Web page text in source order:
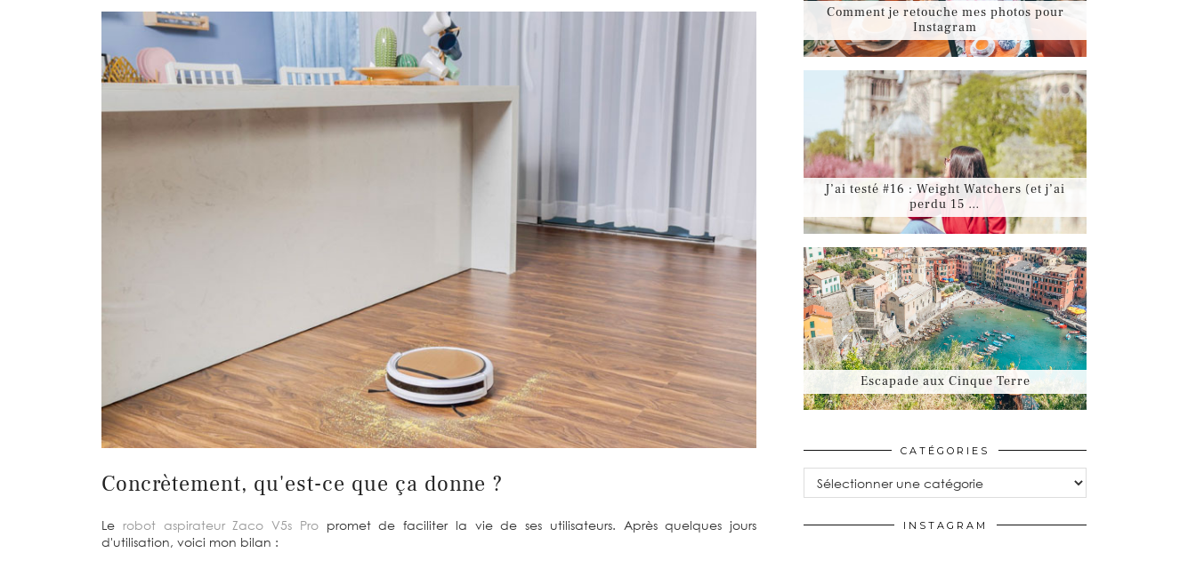
Concrètement, qu'est-ce que ça donne ?
Le robot aspirateur Zaco V5s Propromet de faciliter la vie de ses utilisateurs. Après quelques jours
d'utilisation, voici mon bilan :
Comment je retouche mes photos pour
Instagram
J’ai testé #16 : Weight Watchers (et j’ai
perdu 15 …
Escapade aux Cinque Terre
CATÉGORIES
Catégories
INSTAGRAM